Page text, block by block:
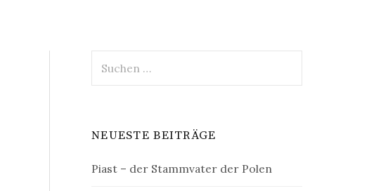
nach:
NEUESTE BEITRÄGE
Piast – der Stammvater der Polen